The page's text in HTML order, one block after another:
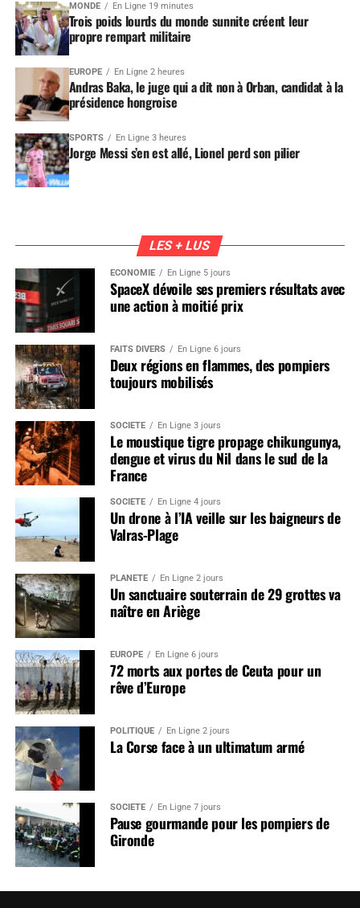
MONDE En Ligne 19 minutes
Trois poids lourds du monde sunnite créent leur
propre rempart militaire
EUROPE En Ligne 2 heures
Andras Baka, le juge qui a dit non à Orban, candidat à la
présidence hongroise
SPORTS En Ligne 3 heures
Jorge Messi s’en est allé, Lionel perd son pilier
LES + LUS
ÉCONOMIE En Ligne 5 jours
SpaceX dévoile ses premiers résultats avec
une action à moitié prix
FAITS DIVERS En Ligne 6 jours
Deux régions en flammes, des pompiers
toujours mobilisés
SOCIÉTÉ En Ligne 3 jours
Le moustique tigre propage chikungunya,
dengue et virus du Nil dans le sud de la
France
SOCIÉTÉ En Ligne 4 jours
Un drone à l’IA veille sur les baigneurs de
Valras-Plage
PLANÈTE En Ligne 2 jours
Un sanctuaire souterrain de 29 grottes va
naître en Ariège
EUROPE En Ligne 6 jours
72 morts aux portes de Ceuta pour un
rêve d’Europe
POLITIQUE En Ligne 2 jours
La Corse face à un ultimatum armé
SOCIÉTÉ En Ligne 7 jours
Pause gourmande pour les pompiers de
Gironde